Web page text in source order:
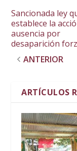
Sancionada ley
establece la
ausencia por
desaparición
ANTERIOR
ARTÍCULOS